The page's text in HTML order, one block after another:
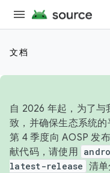
文档
自 2026 年起，为了
致，并确保生态系统
第 4 季度向 AOSP 发
献代码，请使用
latest-release 清